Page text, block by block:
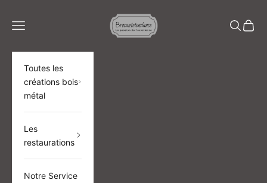
BROCANTETENDANCE
Menu
Panier
Toutes les
créations bois
métal
Les
restaurations
Notre Service